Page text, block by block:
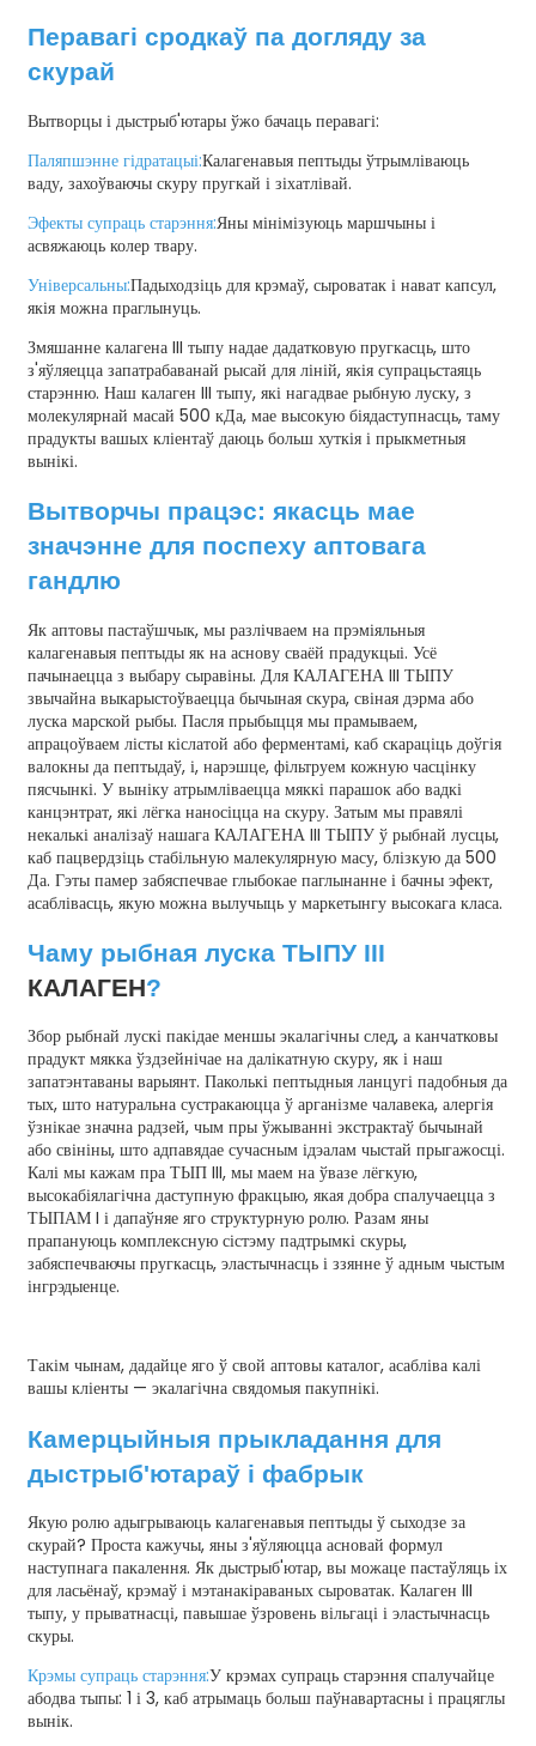
Перавагі сродкаў па догляду за
скурай
Вытворцы і дыстрыб'ютары ўжо бачаць перавагі:
Паляпшэнне гідратацыі:Калагенавыя пептыды ўтрымліваюць
ваду, захоўваючы скуру пругкай і зіхатлівай.
Эфекты супраць старэння:Яны мінімізуюць маршчыны і
асвяжаюць колер твару.
Універсальны:Падыходзіць для крэмаў, сыроватак і нават капсул,
якія можна праглынуць.
Змяшанне калагена III тыпу надае дадатковую пругкасць, што
з'яўляецца запатрабаванай рысай для ліній, якія супрацьстаяць
старэнню. Наш калаген III тыпу, які нагадвае рыбную луску, з
молекулярнай масай 500 кДа, мае высокую біядаступнасць, таму
прадукты вашых кліентаў даюць больш хуткія і прыкметныя
вынікі.
Вытворчы працэс: якасць мае
значэнне для поспеху аптовага
гандлю
Як аптовы пастаўшчык, мы разлічваем на прэміяльныя
калагенавыя пептыды як на аснову сваёй прадукцыі. Усё
пачынаецца з выбару сыравіны. Для КАЛАГЕНА III ТЫПУ
звычайна выкарыстоўваецца бычыная скура, свіная дэрма або
луска марской рыбы. Пасля прыбыцця мы прамываем,
апрацоўваем лісты кіслатой або ферментамі, каб скараціць доўгія
валокны да пептыдаў, і, нарэшце, фільтруем кожную часцінку
пясчынкі. У выніку атрымліваецца мяккі парашок або вадкі
канцэнтрат, які лёгка наносіцца на скуру. Затым мы правялі
некалькі аналізаў нашага КАЛАГЕНА III ТЫПУ ў рыбнай лусцы,
каб пацвердзіць стабільную малекулярную масу, блізкую да 500
Да. Гэты памер забяспечвае глыбокае паглынанне і бачны эфект,
асаблівасць, якую можна вылучыць у маркетынгу высокага класа.
Чаму рыбная луска ТЫПУ III
КАЛАГЕН?
Збор рыбнай лускі пакідае меншы экалагічны след, а канчатковы
прадукт мякка ўздзейнічае на далікатную скуру, як і наш
запатэнтаваны варыянт. Паколькі пептыдныя ланцугі падобныя да
тых, што натуральна сустракаюцца ў арганізме чалавека, алергія
ўзнікае значна радзей, чым пры ўжыванні экстрактаў бычынай
або свініны, што адпавядае сучасным ідэалам чыстай прыгажосці.
Калі мы кажам пра ТЫП III, мы маем на ўвазе лёгкую,
высокабіялагічна даступную фракцыю, якая добра спалучаецца з
ТЫПАМ I і дапаўняе яго структурную ролю. Разам яны
прапануюць комплексную сістэму падтрымкі скуры,
забяспечваючы пругкасць, эластычнасць і ззянне ў адным чыстым
інгрэдыенце.
Такім чынам, дадайце яго ў свой аптовы каталог, асабліва калі
вашы кліенты — экалагічна свядомыя пакупнікі.
Камерцыйныя прыкладання для
дыстрыб'ютараў і фабрык
Якую ролю адыгрываюць калагенавыя пептыды ў сыходзе за
скурай? Проста кажучы, яны з'яўляюцца асновай формул
наступнага пакалення. Як дыстрыб'ютар, вы можаце пастаўляць іх
для ласьёнаў, крэмаў і мэтанакіраваных сыроватак. Калаген III
тыпу, у прыватнасці, павышае ўзровень вільгаці і эластычнасць
скуры.
Крэмы супраць старэння:У крэмах супраць старэння спалучайце
абодва тыпы: 1 і 3, каб атрымаць больш паўнавартасны і працяглы
вынік.